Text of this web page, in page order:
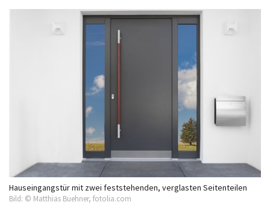
Hauseingangstür mit zwei feststehenden, verglasten Seitenteilen
Bild: © Matthias Buehner, fotolia.com